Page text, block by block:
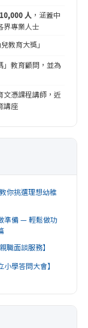
10,000 人 ，涵蓋中
界專業人士
教育大獎」
」教育顧問，並為
文憑課程講師，近
講座
教你挑選理想幼稚
準備 — 輕鬆做功
職面談服務】
小學答問大會】